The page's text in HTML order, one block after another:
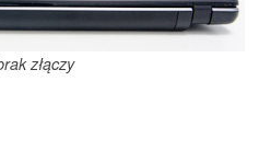
złączy